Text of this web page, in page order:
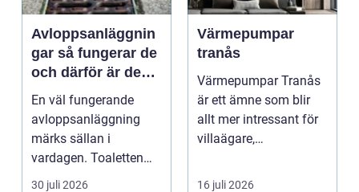
Avloppsanläggnin
gar så fungerar de
och därför är de
viktigare än många
tror
En väl fungerande
avloppsanläggning
märks sällan i
vardagen. Toaletten
spolas, vattnet rinner
30 juli 2026
Värmepumpar
tranås
Värmepumpar Tranås
är ett ämne som blir
allt mer intressant för
villaägare,
o...
16 juli 2026